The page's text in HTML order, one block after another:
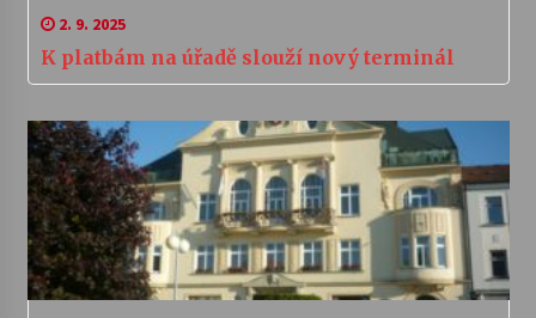
2. 9. 2025
K platbám na úřadě slouží nový terminál